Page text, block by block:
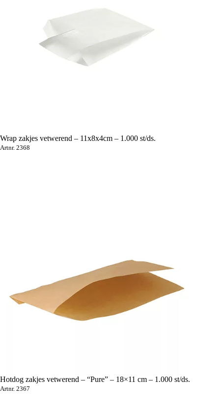
Wrap zakjes vetwerend – 11x8x4cm – 1.000 st/ds.
Artnr. 2368
Hotdog zakjes vetwerend – “Pure” – 18×11 cm – 1.000 st/ds.
Artnr. 2367